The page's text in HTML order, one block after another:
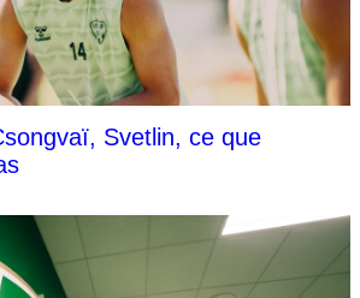
Svetlin, ce que